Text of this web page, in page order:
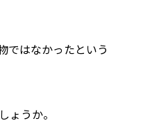
ではなかったという
ょうか。